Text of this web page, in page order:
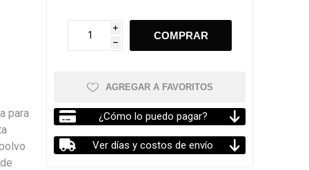
para
i
h
AGREGAR A FAVORITOS
¿Cómo lo puedo pagar?
Ver días y costos de envío